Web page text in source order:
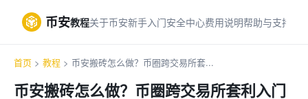
币安教程关于币安新手入门安全中心费用说明帮助与支持
首页 > 教程 > 币安搬砖怎么做？币圈跨交易所套...
币安搬砖怎么做？币圈跨交易所套利入门